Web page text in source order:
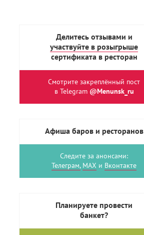
Делитесь отзывами и
участвуйте в розыгрыше
сертификата в ресторан
Смотрите закреплённый пост
в Telegram @Menunsk_ru
Афиша баров и ресторанов
Следите за анонсами:
Телеграм, MAX и Вконтакте
Планируете провести
банкет?